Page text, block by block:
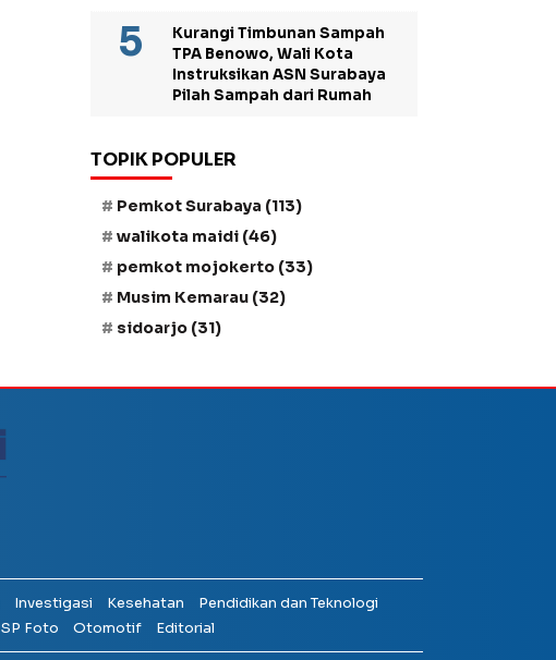
Kurangi Timbunan Sampah
TPA Benowo, Wali Kota
Instruksikan ASN Surabaya
Pilah Sampah dari Rumah
TOPIK POPULER
Pemkot Surabaya (113)
walikota maidi (46)
pemkot mojokerto (33)
Musim Kemarau (32)
sidoarjo (31)
Investigasi Kesehatan
Pendidikan dan Teknologi
SP Foto Otomotif Editorial